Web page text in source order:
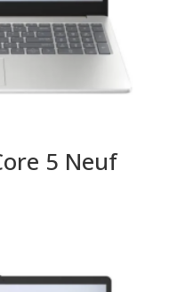
5 Neuf